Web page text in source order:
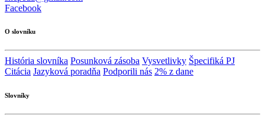
Facebook
O slovníku
História slovníka Posunková zásoba Vysvetlivky Špecifiká PJ
Citácia Jazyková poradňa Podporili nás 2% z dane
Slovníky